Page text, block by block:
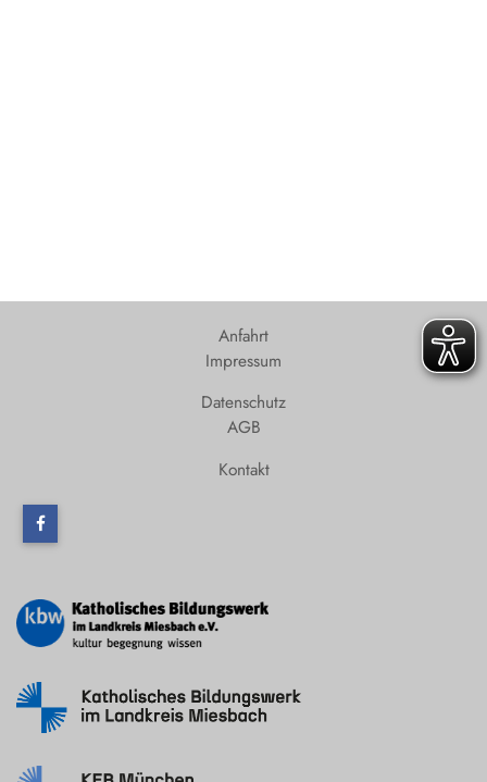
Anfahrt
Impressum
Datenschutz
AGB
Kontakt